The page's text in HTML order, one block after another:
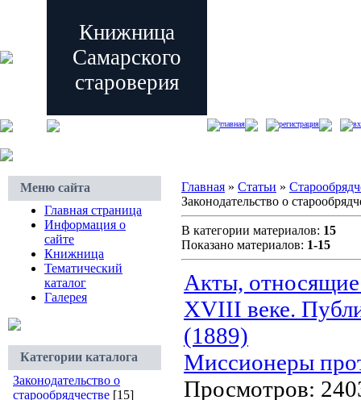
Книжница
Самарского
староверия
главная регистрация
Меню сайта
Главная страница
Информация о
сайте
Книжница
Тематический
каталог
Галерея
Категории каталога
Законодательство о
старообрядчестве [15]
Главная » Статьи »
Законодательство о
В категории материалов: 15
Показано материалов: 1-15
Акты,
XVIII веке.
(1889)
Миссионеры
Просмотров: